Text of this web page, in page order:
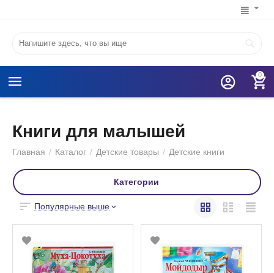
0
Книги для малышей
Главная / Каталог / Детские товары / Детские книги
Категории
Популярные выше